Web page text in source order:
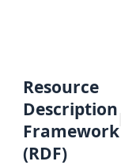
Resource
Description
Framework
(RDF)